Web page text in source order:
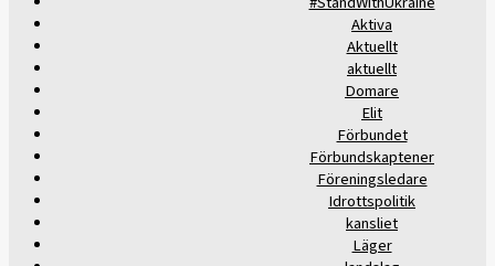
Aktiva
Aktuellt
aktuellt
Domare
Elit
Förbundet
Förbundskaptener
Föreningsledare
Idrottspolitik
kansliet
Läger